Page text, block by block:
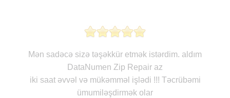
Mən sadəcə sizə təşəkkür etmək istərdim. aldım
DataNumen Zip Repair az
iki saat əvvəl və mükəmməl işlədi !!! Təcrübəmi
ümumiləşdirmək olar